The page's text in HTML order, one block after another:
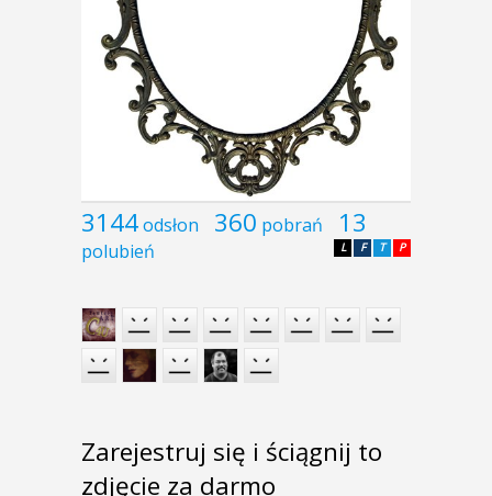
3144odsłon 360 pobrań 13
polubień P
T
F
L
Zarejestruj się i ściągnij to
zdjęcie za darmo